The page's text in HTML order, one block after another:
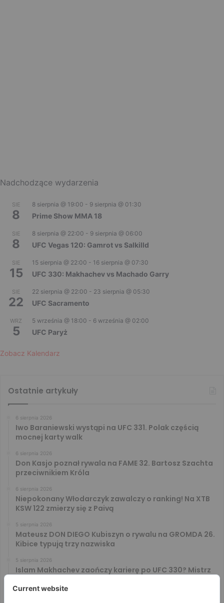
Nadchodzące wydarzenia
SIE
8
8 sierpnia @ 19:00 - 9 sierpnia @ 01:30
Prime Show MMA 18
SIE
8
8 sierpnia @ 22:00 - 9 sierpnia @ 06:00
UFC Vegas 120: Gamrot vs Salkilld
SIE
15
15 sierpnia @ 22:00 - 16 sierpnia @ 07:30
UFC 330: Makhachev vs Machado Garry
SIE
22
22 sierpnia @ 22:00 - 23 sierpnia @ 05:30
UFC Sacramento
WRZ
5
5 września @ 18:00 - 6 września @ 02:00
UFC Paryż
Zobacz Kalendarz
Ostatnie artykuły
6 sierpnia 2026
Iwo Baraniewski wystąpi na UFC 331. Polak częścią
mocnej karty walk
6 sierpnia 2026
Don Kasjo poznał rywala na FAME 32. Bartosz Szachta
przeciwnikiem Króla
6 sierpnia 2026
Niepokonany Włodarczyk zawalczy o ranking! Na XTB
KSW 122 zmierzy się z Paivą
5 sierpnia 2026
Mateusz DON DIEGO Kubiszyn o rywalu na GROMDA 26.
Kibice typują trzy nazwiska
5 sierpnia 2026
Islam Makhachev zaończy karierę po UFC 330? Mistrz